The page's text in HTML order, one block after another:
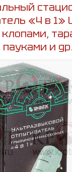
«4 в 1»
и